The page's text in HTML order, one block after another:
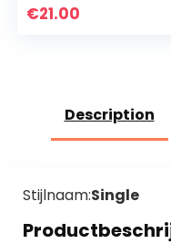
herbruikbare
€21.00
Description
Stijlnaam:Single